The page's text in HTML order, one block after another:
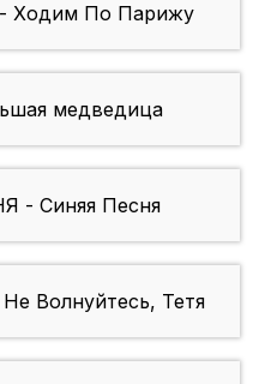
По Парижу
медведица
- Синяя Песня
Волнуйтесь, Тетя